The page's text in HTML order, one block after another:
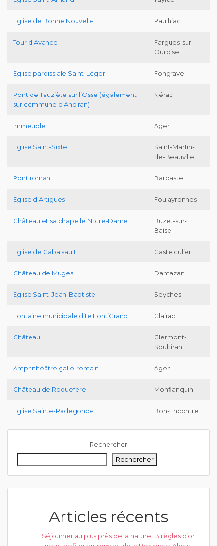
Eglise de Bonne Nouvelle Paulhiac
Tour d’Avance
Fargues-sur-
Ourbise
Eglise paroissiale Saint-Léger Fongrave
Pont de Tauziète sur l’Osse (également
sur commune d’Andiran)
Nérac
Immeuble Agen
Eglise Saint-Sixte
Saint-Martin-
de-Beauville
Pont roman Barbaste
Eglise d’Artigues Foulayronnes
Château et sa chapelle Notre-Dame
Buzet-sur-
Baïse
Eglise de Cabalsault Castelculier
Château de Muges Damazan
Eglise Saint-Jean-Baptiste Seyches
Fontaine municipale dite Font’Grand Clairac
Château
Clermont-
Soubiran
Amphithéâtre gallo-romain Agen
Château de Roquefère Monflanquin
Eglise Sainte-Radegonde Bon-Encontre
Rechercher
Rechercher
Articles récents
Séjourner au plus près de la nature : 3 règles d’or